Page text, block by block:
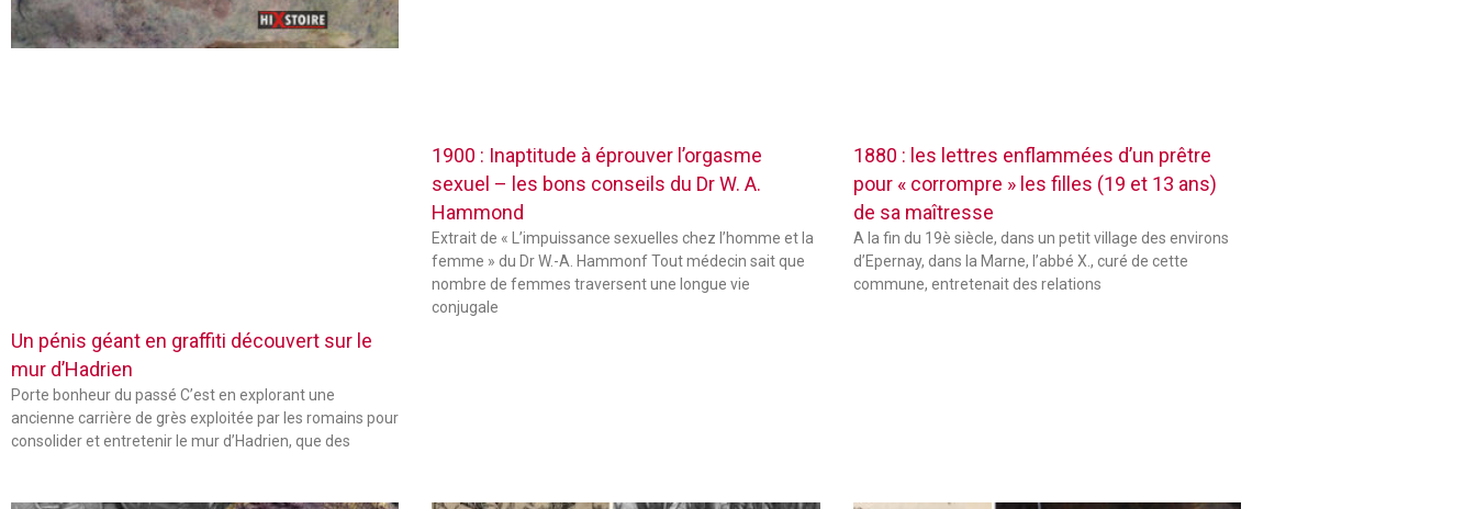
Un pénis géant en graffiti découvert sur le
mur d’Hadrien
Porte bonheur du passé C’est en explorant une
ancienne carrière de grès exploitée par les romains pour
consolider et entretenir le mur d’Hadrien, que des
1900 : Inaptitude à éprouver l’orgasme
sexuel – les bons conseils du Dr W. A.
Hammond
Extrait de « L’impuissance sexuelles chez l’homme et la
femme » du Dr W.-A. Hammonf Tout médecin sait que
nombre de femmes traversent une longue vie
conjugale
1880 : les lettres enflammées d’un prêtre
pour « corrompre » les filles (19 et 13 ans)
de sa maîtresse
A la fin du 19è siècle, dans un petit village des environs
d’Epernay, dans la Marne, l’abbé X., curé de cette
commune, entretenait des relations